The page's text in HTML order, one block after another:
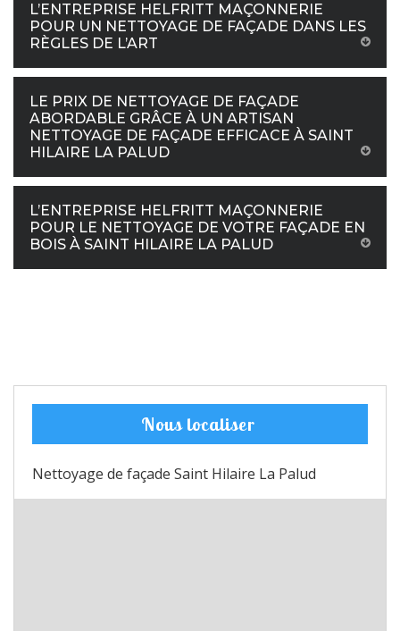
L’ENTREPRISE HELFRITT MAÇONNERIE
POUR UN NETTOYAGE DE FAÇADE DANS LES
RÈGLES DE L’ART
LE PRIX DE NETTOYAGE DE FAÇADE
ABORDABLE GRÂCE À UN ARTISAN
NETTOYAGE DE FAÇADE EFFICACE À SAINT
HILAIRE LA PALUD
L’ENTREPRISE HELFRITT MAÇONNERIE
POUR LE NETTOYAGE DE VOTRE FAÇADE EN
BOIS À SAINT HILAIRE LA PALUD
Nous localiser
Nettoyage de façade Saint Hilaire La Palud